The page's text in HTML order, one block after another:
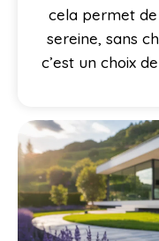
cela permet
sereine, sans
c’est un choix